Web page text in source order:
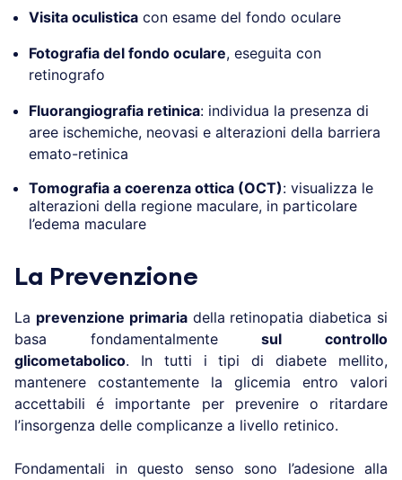
Visita oculistica con esame del fondo oculare
Fotografia del fondo oculare, eseguita con
retinografo
Fluorangiografia retinica: individua la presenza di
aree ischemiche, neovasi e alterazioni della barriera
emato-retinica
Tomografia a coerenza ottica (OCT): visualizza le
alterazioni della regione maculare, in particolare
l’edema maculare
La Prevenzione
La prevenzione primariadella retinopatia diabetica si
basa fondamentalmentesul controllo
glicometabolico. In tutti i tipi di diabete mellito,
mantenere costantemente la glicemia entro valori
accettabili é importante per prevenire o ritardare
l’insorgenza delle complicanze a livello retinico.
Fondamentali in questo senso sono l’adesione alla